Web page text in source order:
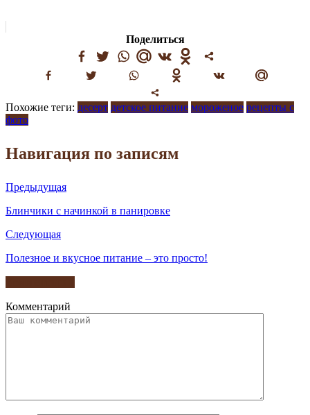
Поделиться
Похожие теги: десерт детское питание мороженое рецепты с
фото
Навигация по записям
Предыдущая
Блинчики с начинкой в панировке
Следующая
Полезное и вкусное питание – это просто!
Комментарий